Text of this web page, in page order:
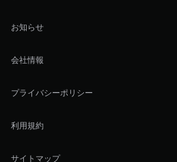
お知らせ
会社情報
プライバシーポリシー
利用規約
サイトマップ